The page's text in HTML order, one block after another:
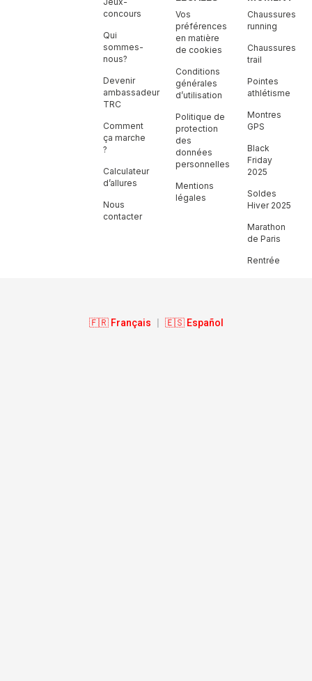
concours
Qui
sommes-
nous?
Devenir
ambassadeur
TRC
Comment
ça marche
?
Calculateur
d’allures
Nous
contacter
Vos
préférences
en matière
de cookies
Conditions
générales
d’utilisation
Politique de
protection
des
données
personnelles
Mentions
légales
Chaussures
running
Chaussures
trail
Pointes
athlétisme
Montres
GPS
Black
Friday
2025
Soldes
Hiver 2025
Marathon
de Paris
Rentrée
🇫🇷 Français 🇪🇸 Español